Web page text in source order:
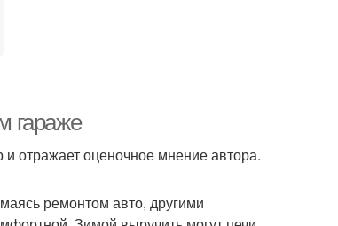
гараже
отражает оценочное мнение автора.
ремонтом авто, другими